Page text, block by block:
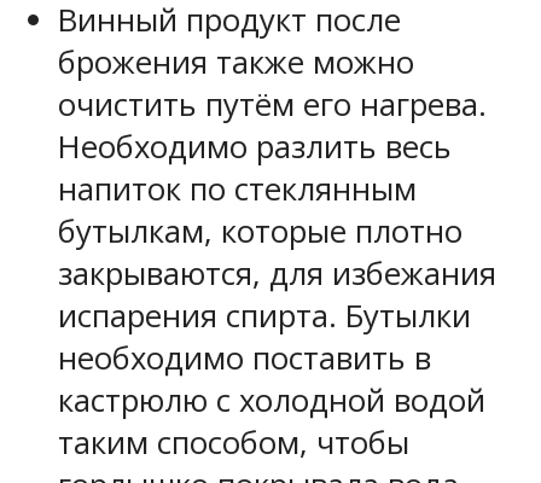
Винный продукт после
брожения также можно
очистить путём его нагрева.
Необходимо разлить весь
напиток по стеклянным
бутылкам, которые плотно
закрываются, для избежания
испарения спирта. Бутылки
необходимо поставить в
кастрюлю с холодной водой
таким способом, чтобы